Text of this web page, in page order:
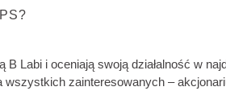
Labi i oceniają swoją działalność w
wszystkich zainteresowanych –